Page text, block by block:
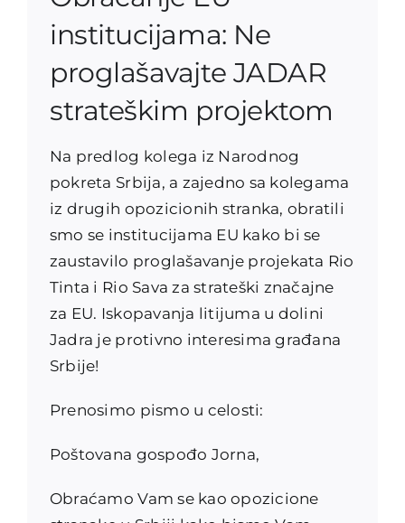
institucijama: Ne
proglašavajte JADAR
strateškim projektom
Na predlog kolega iz Narodnog
pokreta Srbija, a zajedno sa kolegama
iz drugih opozicionih stranka, obratili
smo se institucijama EU kako bi se
zaustavilo proglašavanje projekata Rio
Tinta i Rio Sava za strateški značajne
za EU. Iskopavanja litijuma u dolini
Jadra je protivno interesima građana
Srbije!
Prenosimo pismo u celosti:
Poštovana gospođo Jorna,
Obraćamo Vam se kao opozicione